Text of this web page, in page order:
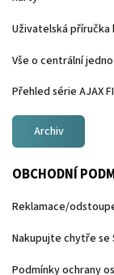
Uživatelská příručka
Vše o centrální
Přehled série AJAX
Archiv
OBCHODNÍ
Reklamace/
Nakupujte chytře se
Podmínky ochrany